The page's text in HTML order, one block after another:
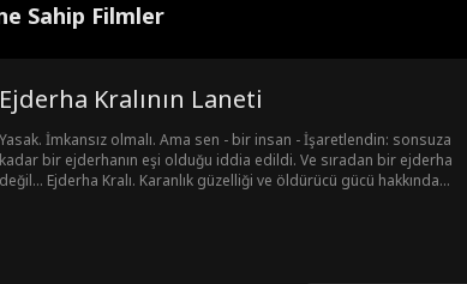
Sahip Filmler
Ejderha Kralının Laneti
Yasak. İmkansız olmalı. Ama sen - bir insan - İşaretlendin: sonsuza
kadar bir ejderhanın eşi olduğu iddia edildi. Ve sıradan bir ejderha
değil... Ejderha Kralı. Karanlık güzelliği ve öldürücü gücü hakkında